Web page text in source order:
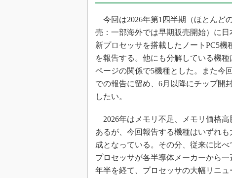
“異端児エン
イノベーシ
JASA発IoT
IHSアナリス
「英語に愛
ための新行
今回は2026年第1四半期（ほとんど
売：一部海外では早期販売開始）に日
新プロセッサを搭載したノートPC5機
を報告する。他にも分解している機種
ページの関係で5機種とした。また今
での報告に留め、6月以降にチップ開
したい。
2026年はメモリ不足、メモリ価格高
あるが、今回報告する機種はいずれ
成となっている。その分、従来に比
プロセッサが各半導体メーカーから
年半を経て、プロセッサの大幅リニュ